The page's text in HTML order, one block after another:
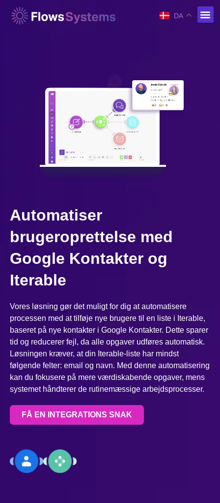
DA
Automatiser
brugeroprettelse med
Google Kontakter og
Iterable
Vores løsning gør det muligt for dig at automatisere
processen med at tilføje nye brugere til en liste i Iterable,
baseret på nye kontakter i Google Kontakter. Dette sparer
tid og reducerer fejl, da alle opgaver udføres automatisk.
Løsningen kræver, at din Iterable-liste har mindst
følgende felter: email og navn. Med denne automatisering
kan du fokusere på mere værdiskabende opgaver, mens
systemet håndterer de rutinemæssige arbejdsprocesser.
FÅ EN INTEGRATIONS SNAK